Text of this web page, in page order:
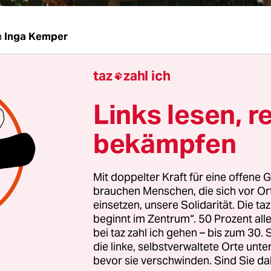
Inga Kemper
wer spielt bei Ihnen die Hauptrolle –
Es ist das Zusammenspiel zwischen
ganz enges Verhältnis zu Bienen und sehr
Umgang mit ihnen haben und die das zu
Wenn man genau hinschaut, kann man
jedem Imker anders sind. Man könnte
aneinander anpassen.
taz zahl ich
Links lesen,
bekämpfen
Mit doppelter Kraft für eine offene
brauchen Menschen, die sich vor
einsetzen, unsere Solidarität. Die
beginnt im Zentrum“. 50 Prozent
bei taz zahl ich gehen – bis zum
die linke, selbstverwaltete Orte
bevor sie verschwinden. Sind Sie